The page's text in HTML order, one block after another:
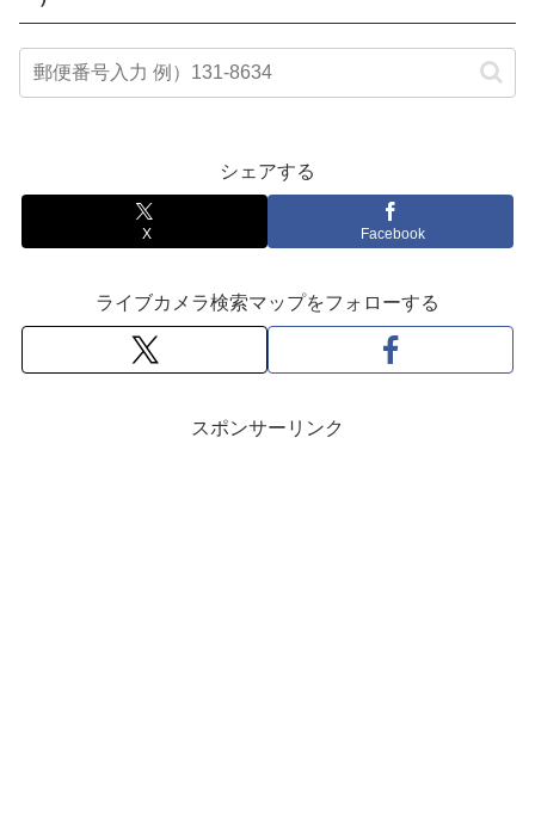
シェアする
X Facebook
ライブカメラ検索マップをフォローする
スポンサーリンク